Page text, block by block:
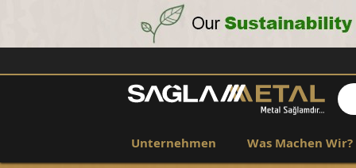
Unternehmen Was Machen Wir?